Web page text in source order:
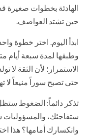
الهادئة بخطوات صغيرة
حين تشتد العواصف.
ابدأ اليوم. اختر خطوة
وطبقها لمدة سبعة أيام
الاستمرار؛ لأن الثقة لا
حتى تصبح سوراً منيعاً لا
تذكر دائماً: الضغوط
ستفاجئك،
وانكسارك أمامها؟ هذا